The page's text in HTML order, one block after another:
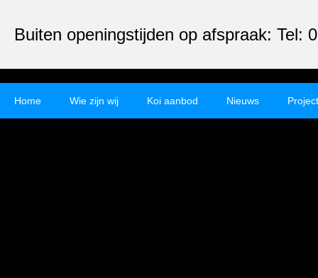
Buiten openingstijden op afspraak: Tel:
Home Wie zijn wij Koi aanbod Nieuws